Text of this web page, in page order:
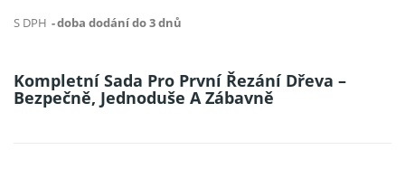
S DPH doba dodání do 3 dnů
Kompletní Sada Pro První Řezání Dřeva –
Bezpečně, Jednoduše A Zábavně